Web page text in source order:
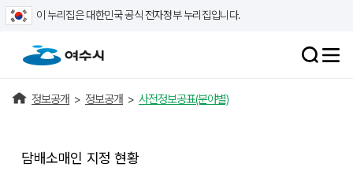
이 누리집은 대한민국 공식 전자정부 누리집입니다.
정보공개 > 정보공개 > 사전정보공표(분야별)
담배소매인 지정 현황